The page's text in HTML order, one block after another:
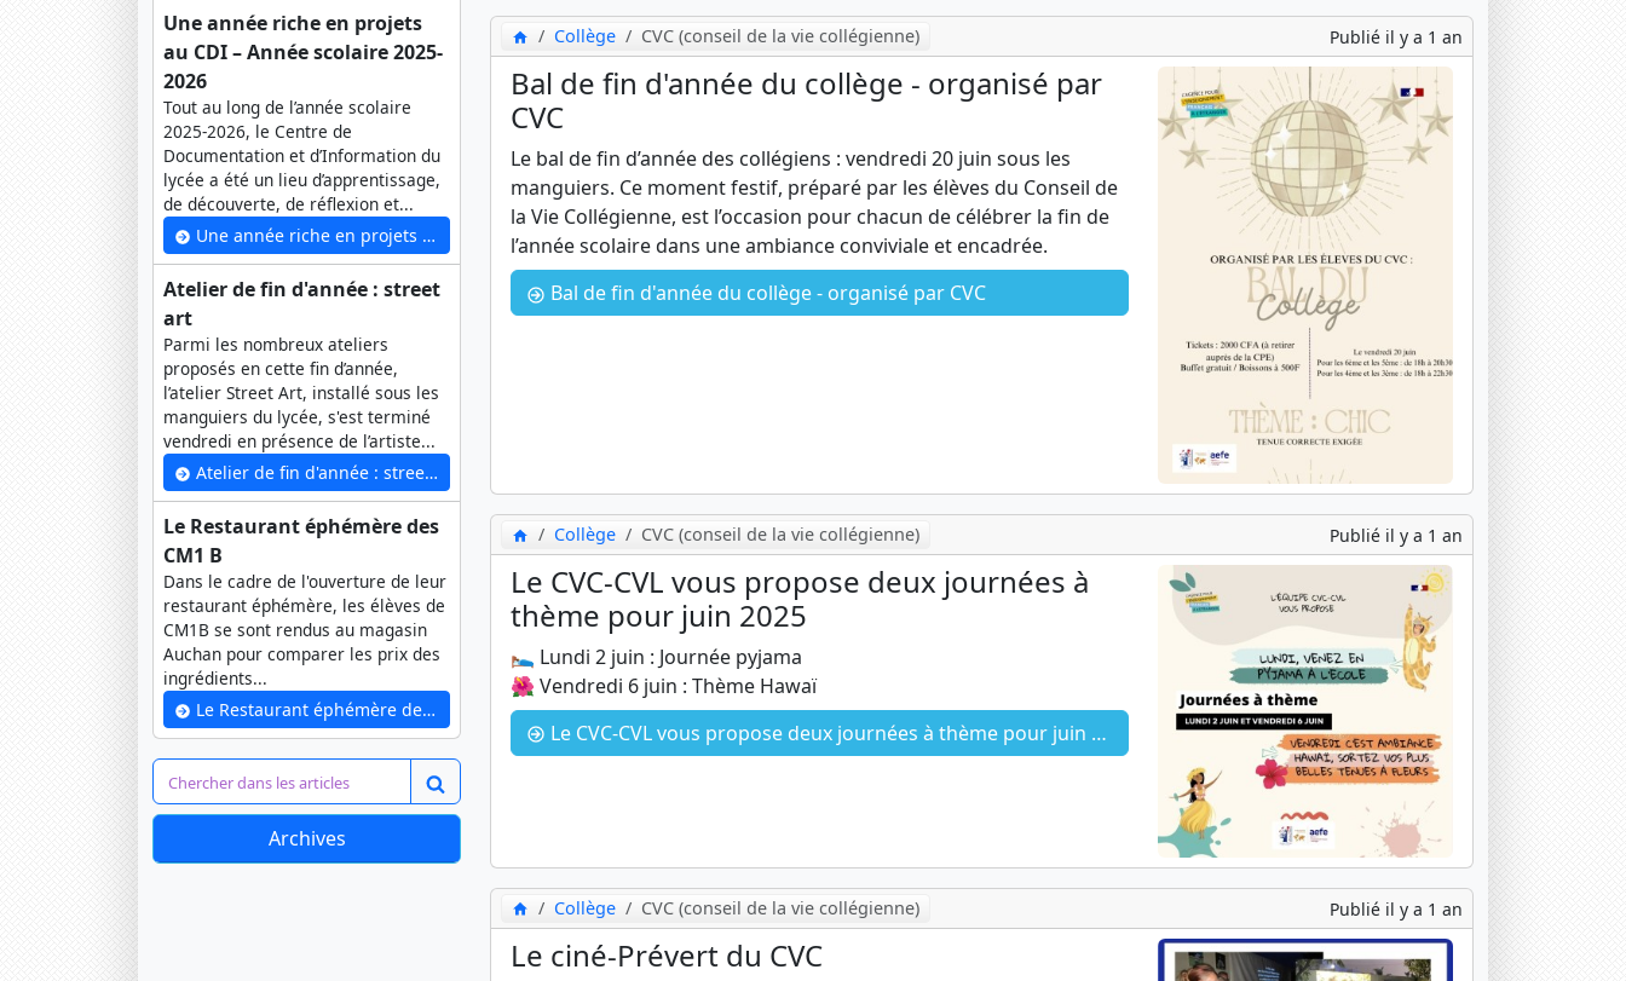
Une année riche en projets
au CDI – Année scolaire 2025-
2026
Tout au long de l’année scolaire
2025-2026, le Centre de
Documentation et d’Information du
lycée a été un lieu d’apprentissage,
de découverte, de réflexion et...
Une année riche en projets au CDI – Année scolaire 2025-2026
Atelier de fin d'année : street
art
Parmi les nombreux ateliers
proposés en cette fin d’année,
l’atelier Street Art, installé sous les
manguiers du lycée, s'est terminé
vendredi en présence de l’artiste...
Atelier de fin d'année : street art
Le Restaurant éphémère des
CM1 B
Dans le cadre de l'ouverture de leur
restaurant éphémère, les élèves de
CM1B se sont rendus au magasin
Auchan pour comparer les prix des
ingrédients...
Le Restaurant éphémère des CM1 B
Archives
Collège CVC (conseil de la vie collégienne) Publié il y a 1 an
Bal de fin d'année du collège - organisé par
CVC
Le bal de fin d’année des collégiens : vendredi 20 juin sous les
manguiers. Ce moment festif, préparé par les élèves du Conseil de
la Vie Collégienne, est l’occasion pour chacun de célébrer la fin de
l’année scolaire dans une ambiance conviviale et encadrée.
Bal de fin d'année du collège - organisé par CVC
Collège CVC (conseil de la vie collégienne) Publié il y a 1 an
Le CVC-CVL vous propose deux journées à
thème pour juin 2025
🛌 Lundi 2 juin : Journée pyjama
🌺 Vendredi 6 juin : Thème Hawaï
Le CVC-CVL vous propose deux journées à thème pour juin 2025
Collège CVC (conseil de la vie collégienne) Publié il y a 1 an
Le ciné-Prévert du CVC